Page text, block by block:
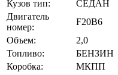
Кузов тип:
СЕДАН
Двигатель
номер:
F20B6
Объем:
2,0
Топливо:
БЕНЗИН
Коробка:
МКПП